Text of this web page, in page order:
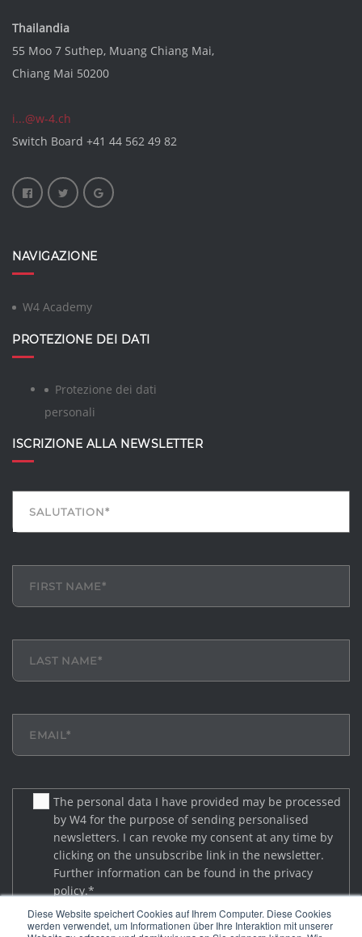
Diese Website speichert Cookies auf Ihrem Computer. Diese Cookies
werden verwendet, um Informationen über Ihre Interaktion mit unserer
Thailandia
55 Moo 7 Suthep, Muang Chiang Mai,
Chiang Mai 50200
i...@w-4.ch
Switch Board +41 44 562 49 82
NAVIGAZIONE
W4 Academy
PROTEZIONE DEI DATI
Protezione dei dati
personali
ISCRIZIONE ALLA NEWSLETTER
The personal data I have provided may be processed
by W4 for the purpose of sending personalised
newsletters. I can revoke my consent at any time by
clicking on the unsubscribe link in the newsletter.
Further information can be found in the privacy
policy.*